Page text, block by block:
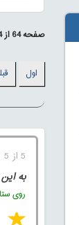
صفحه64از
اول
5 از 5 (1 رای)
به
روی